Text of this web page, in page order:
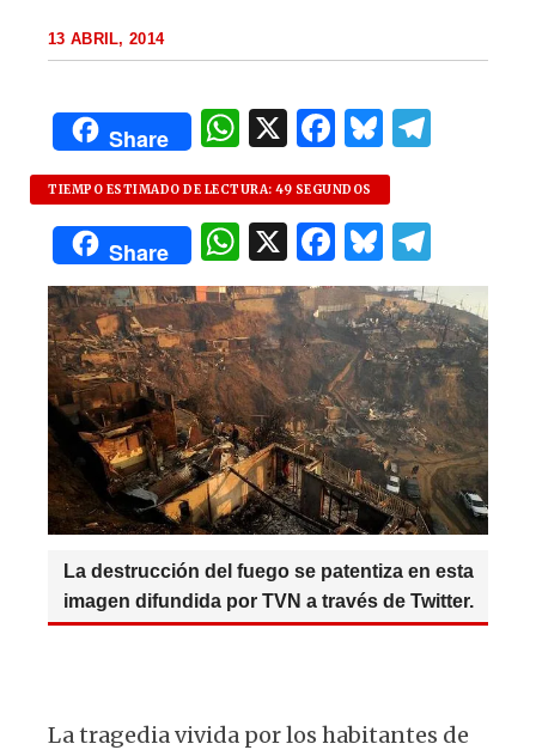
13 ABRIL, 2014
Share
W
h
at
s
A
p
p
X F
a
c
e
b
o
o
k
B
lu
es
k
y ra
m
TIEMPO ESTIMADO DE LECTURA: 49 SEGUNDOS
Share
W
h
at
s
A
p
p
X F
a
c
e
b
o
o
k
B
lu
es
k
y
el
e
g
ra
m
La destrucción del fuego se patentiza en esta
imagen difundida por TVN a través de Twitter.
La tragedia vivida por los habitantes de